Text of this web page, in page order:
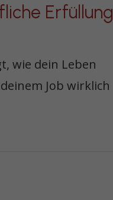
Erfüllung
wie dein Leben
Job wirklich